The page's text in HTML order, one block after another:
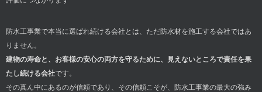
防水工事業で本当に選ばれ続ける会社とは、ただ防水材を施工する会社ではあ
りません。
建物の寿命と、お客様の安心の両方を守るために、見えないところで責任を果
たし続ける会社です。
その真ん中にあるのが信頼であり、その信頼こそが、防水工事業の最大の強み